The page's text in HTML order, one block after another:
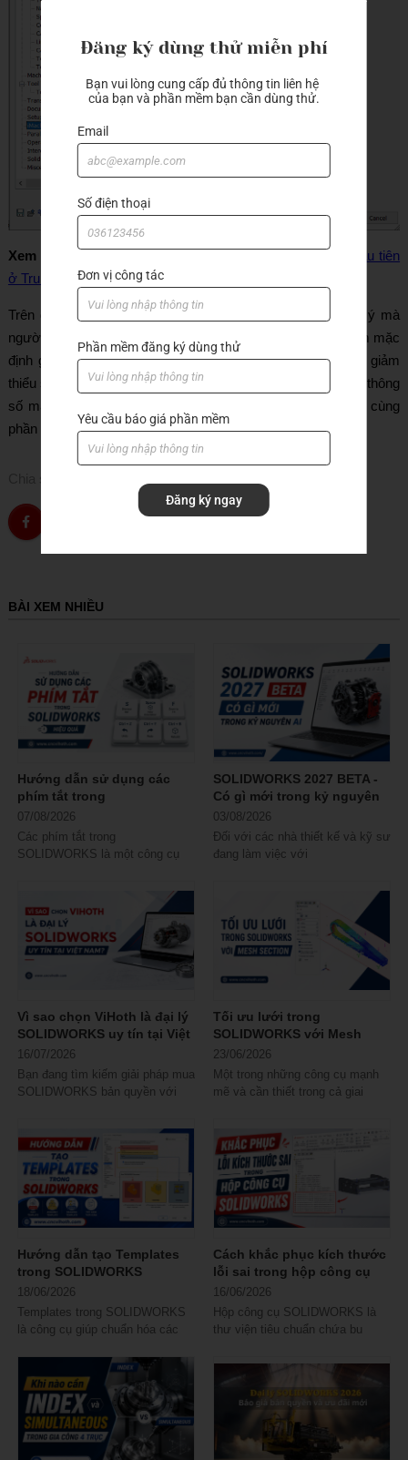
Xem thêm:
Trung tâm công nghệ SolidCAM kiểu Swiss đầu tiên
ở Trung Quốc
Trên đây là một số các thông số cơ bản CNC ViHoth
gợi ý mà
người dùng hay sử dụng. Việc thiết lập các thông số này làm mặc
định giúp người dùng tiết kiệm được thời gian lập trình và giảm
thiểu sai hỏng trong quá trình làm việc. Với cách điều chỉnh thông
số mặc định chắc hẳn sẽ giúp bạn làm việc hiệu quả hơn cùng
phần mềm SolidCAM.
BÀI XEM NHIỀU
Hướng dẫn sử dụng các
phím tắt trong
SOLIDWORKS hiệu quả
07/08/2026
Các phím tắt trong
SOLIDWORKS là một công cụ
SOLIDWORKS 2027 BETA -
Có gì mới trong kỷ nguyên
AI
03/08/2026
Đối với các nhà thiết kế và kỹ sư
đang làm việc với
Vì sao chọn ViHoth là đại lý
SOLIDWORKS uy tín tại Việt
Nam?
16/07/2026
Bạn đang tìm kiếm giải pháp mua
SOLIDWORKS bản quyền với
Tối ưu lưới trong
SOLIDWORKS với Mesh
Section
23/06/2026
Một trong những công cụ mạnh
mẽ và cần thiết trong cả giai
Hướng dẫn tạo Templates
trong SOLIDWORKS
18/06/2026
Templates trong SOLIDWORKS
là công cụ giúp chuẩn hóa các
Cách khắc phục kích thước
lỗi sai trong hộp công cụ
SOLIDWORKS
16/06/2026
Hộp công cụ SOLIDWORKS là
thư viện tiêu chuẩn chứa bu
người dùng...
Đăng ký dùng thử miễn phí
Bạn vui lòng cung cấp đủ thông tin liên hệ
của bạn và phần mềm bạn cần dùng thử.
Email
Số điện thoại
Đơn vị công tác
Phần mềm đăng ký dùng thử
Yêu cầu báo giá phần mềm
Đăng ký ngay